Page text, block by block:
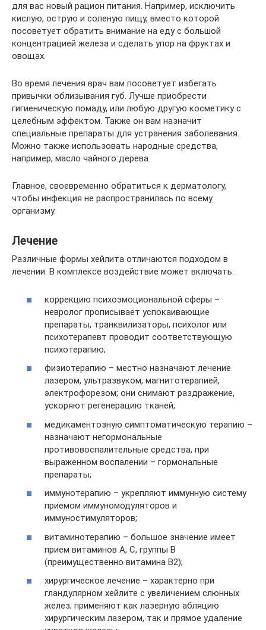
для вас новый рацион питания. Например, исключить
кислую, острую и соленую пищу, вместо которой
посоветует обратить внимание на еду с большой
концентрацией железа и сделать упор на фруктах и
овощах.
Во время лечения врач вам посоветует избегать
привычки облизывания губ. Лучше приобрести
гигиеническую помаду, или любую другую косметику с
целебным эффектом. Также он вам назначит
специальные препараты для устранения заболевания.
Можно также использовать народные средства,
например, масло чайного дерева.
Главное, своевременно обратиться к дерматологу,
чтобы инфекция не распространилась по всему
организму.
Лечение
Различные формы хейлита отличаются подходом в
лечении. В комплексе воздействие может включать:
коррекцию психоэмоциональной сферы –
невролог прописывает успокаивающие
препараты, транквилизаторы, психолог или
психотерапевт проводит соответствующую
психотерапию;
физиотерапию – местно назначают лечение
лазером, ультразвуком, магнитотерапией,
электрофорезом; они снимают раздражение,
ускоряют регенерацию тканей;
медикаментозную симптоматическую терапию –
назначают негормональные
противовоспалительные средства, при
выраженном воспалении – гормональные
препараты;
иммунотерапию – укрепляют иммунную систему
приемом иммуномодуляторов и
иммуностимуляторов;
витаминотерапию – большое значение имеет
прием витаминов А, С, группы В
(преимущественно витамина В2);
хирургическое лечение – характерно при
гландулярном хейлите с увеличением слюнных
желез; применяют как лазерную абляцию
хирургическим лазером, так и прямое удаление